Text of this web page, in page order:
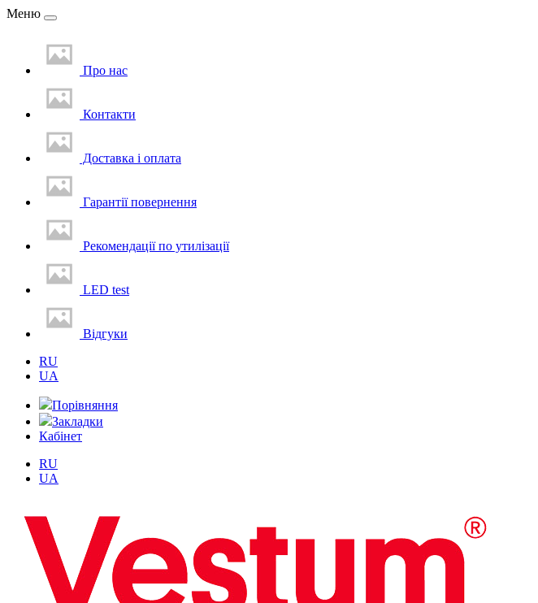
Меню
Про нас
Контакти
Доставка i оплата
Гарантії повернення
Рекомендації по утилізації
LED test
Вiдгуки
RU
UA
Порівняння
Закладки
Кабінет
RU
UA